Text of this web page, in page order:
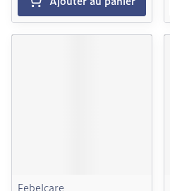
Febelcare